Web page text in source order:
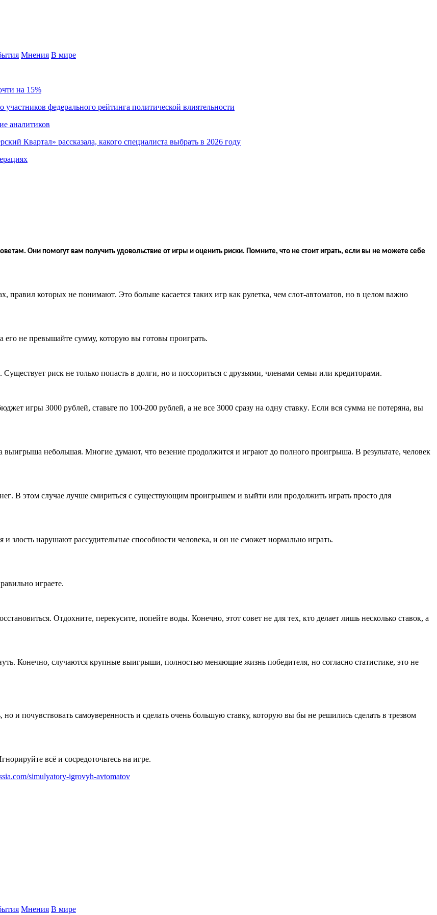
Мнения В мире
на 15%
федерального рейтинга политической влиятельности
аналитиков
Квартал» рассказала, какого специалиста выбрать в 2026 году
Они помогут вам получить удовольствие от игры и оценить риски. Помните, что не стоит играть, если вы не можете себе
правил которых не понимают. Это больше касается таких игр как рулетка, чем слот-автоматов, но в целом важно
его не превышайте сумму, которую вы готовы проиграть.
. Существует риск не только попасть в долги, но и поссориться с друзьями, членами семьи или кредиторами.
игры 3000 рублей, ставьте по 100-200 рублей, а не все 3000 сразу на одну ставку. Если вся сумма не потеряна, вы
выигрыша небольшая. Многие думают, что везение продолжится и играют до полного проигрыша. В результате, человек
. В этом случае лучше смириться с существующим проигрышем и выйти или продолжить играть просто для
и злость нарушают рассудительные способности человека, и он не сможет нормально играть.
играете.
. Отдохните, перекусите, попейте воды. Конечно, этот совет не для тех, кто делает лишь несколько ставок, а
Конечно, случаются крупные выигрыши, полностью меняющие жизнь победителя, но согласно статистике, это не
но и почувствовать самоуверенность и сделать очень большую ставку, которую вы бы не решились сделать в трезвом
всё и сосредоточьтесь на игре.
simulyatory-igrovyh-avtomatov
Мнения В мире